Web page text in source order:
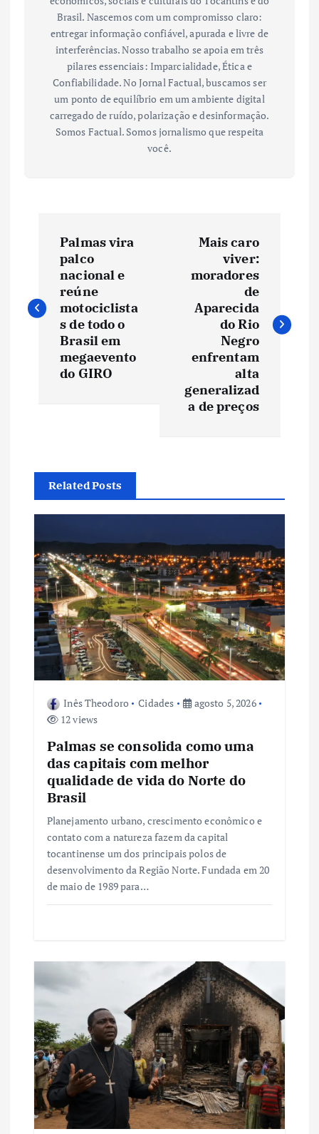
Brasil. Nascemos com um compromisso claro:
entregar informação confiável, apurada e livre de
interferências. Nosso trabalho se apoia em três
pilares essenciais: Imparcialidade, Ética e
Confiabilidade. No Jornal Factual, buscamos ser
um ponto de equilíbrio em um ambiente digital
carregado de ruído, polarização e desinformação.
Somos Factual. Somos jornalismo que respeita
você.
v
ã
o
d
e
P
o
s
Palmas vira
palco
nacional e
reúne
motociclista
s de todo o
Brasil em
megaevento
do GIRO
Mais caro
viver:
moradores
de
Aparecida
do Rio
Negro
enfrentam
alta
generalizad
a de preços
Related Posts
Inês Theodoro Cidades
agosto 5, 2026
12 views
Palmas se consolida como uma
das capitais com melhor
qualidade de vida do Norte do
Brasil
Planejamento urbano, crescimento econômico e
contato com a natureza fazem da capital
tocantinense um dos principais polos de
desenvolvimento da Região Norte. Fundada em 20
de maio de 1989 para…